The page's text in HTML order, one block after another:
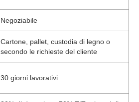
Negoziabile
Cartone, pallet, custodia di legno o
secondo le richieste del cliente
30 giorni lavorativi